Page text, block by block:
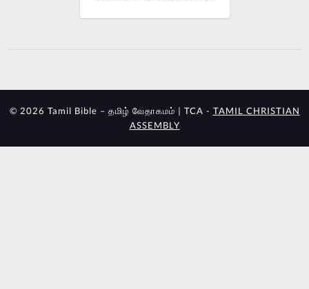
© 2026 Tamil Bible – தமிழ் வேதாகமம் | TCA - TAMIL CHRISTIAN
ASSEMBLY